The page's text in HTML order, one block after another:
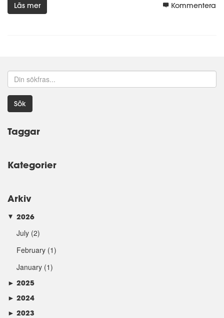
Läs mer Kommentera
Sök
Taggar
Kategorier
Arkiv
► 2026
July (2)
February (1)
January (1)
► 2025
► 2024
► 2023